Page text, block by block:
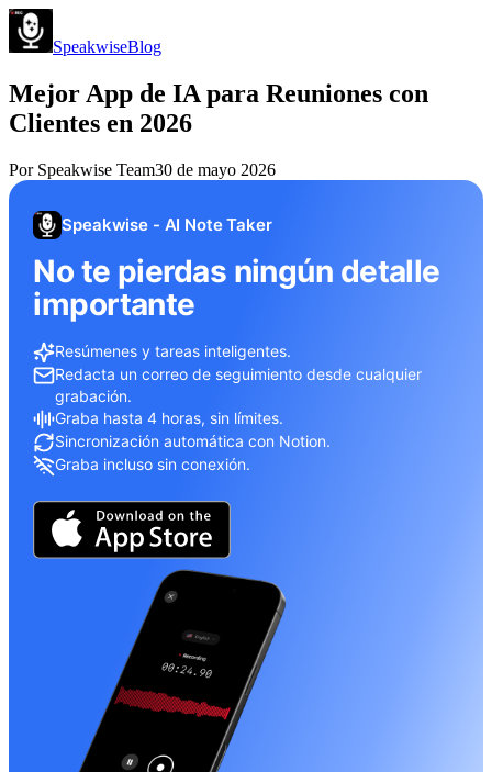
SpeakwiseBlog
Mejor App de IA para Reuniones con
Clientes en 2026
Por Speakwise Team30 de mayo 2026
Speakwise - AI Note Taker
No te pierdas ningún detalle
importante
Resúmenes y tareas inteligentes.
Redacta un correo de seguimiento desde cualquier
grabación.
Graba hasta 4 horas, sin límites.
Sincronización automática con Notion.
Graba incluso sin conexión.